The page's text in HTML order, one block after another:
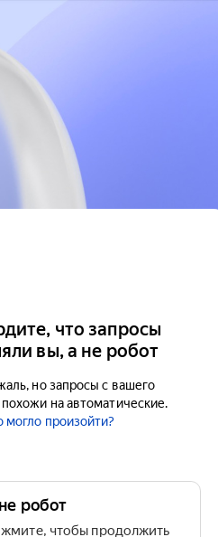
что запросы
вы, а не робот
но запросы с вашего
на автоматические.
могло произойти?